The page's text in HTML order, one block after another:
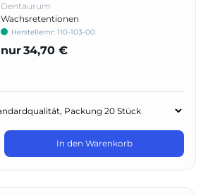
Dentaurum
Wachsretentionen
Herstellernr: 110-103-00
nur34,70 €
In den Warenkorb